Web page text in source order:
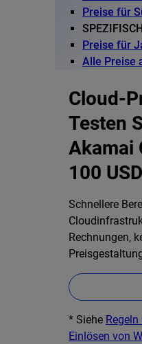
Preise für
Preise für
Alle Preise
Cloud-
Testen
Akamai
100
Schnellere
Rechnungen,
* Siehe
Einlösen von